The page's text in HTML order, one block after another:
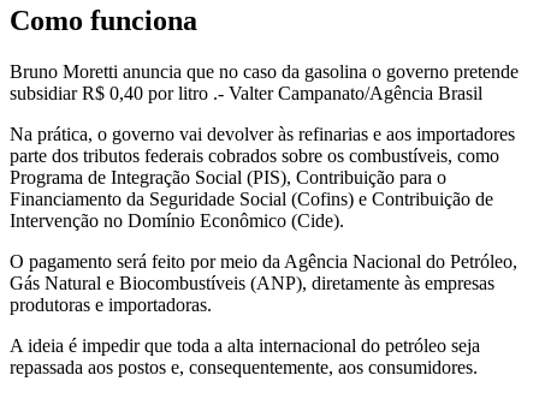
Como funciona
Bruno Moretti anuncia que no caso da gasolina o governo pretende
subsidiar R$ 0,40 por litro .- Valter Campanato/Agência Brasil
Na prática, o governo vai devolver às refinarias e aos importadores
parte dos tributos federais cobrados sobre os combustíveis, como
Programa de Integração Social (PIS), Contribuição para o
Financiamento da Seguridade Social (Cofins) e Contribuição de
Intervenção no Domínio Econômico (Cide).
O pagamento será feito por meio da Agência Nacional do Petróleo,
Gás Natural e Biocombustíveis (ANP), diretamente às empresas
produtoras e importadoras.
A ideia é impedir que toda a alta internacional do petróleo seja
repassada aos postos e, consequentemente, aos consumidores.